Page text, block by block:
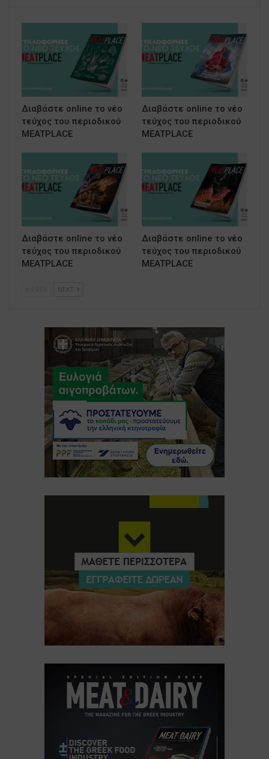
Διαβάστε online το νέο
τεύχος του περιοδικού
MEATPLACE
Διαβάστε online το νέο
τεύχος του περιοδικού
MEATPLACE
Διαβάστε online το νέο
τεύχος του περιοδικού
MEATPLACE
Διαβάστε online το νέο
τεύχος του περιοδικού
MEATPLACE
NEXT